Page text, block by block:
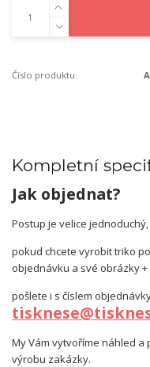
Číslo produktu:
Kompletní
Jak objednat?
Postup je velice jednoduchý,
pokud chcete vyrobit triko
objednávku a své obrázky
pošlete i s číslem
My Vám vytvoříme náhled
výrobu zakázky.